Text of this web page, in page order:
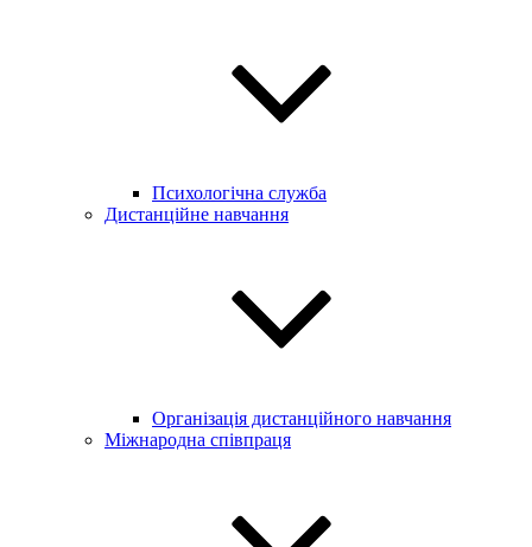
Психологічна служба
Дистанційне навчання
Організація дистанційного навчання
Міжнародна співпраця